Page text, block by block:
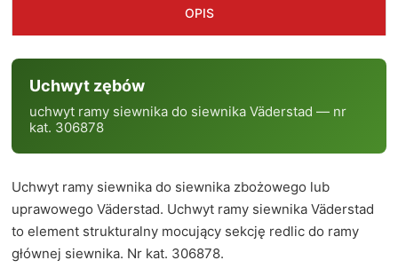
OPIS
Uchwyt zębów
uchwyt ramy siewnika do siewnika Väderstad — nr
kat. 306878
Uchwyt ramy siewnika do siewnika zbożowego lub
uprawowego Väderstad. Uchwyt ramy siewnika Väderstad
to element strukturalny mocujący sekcję redlic do ramy
głównej siewnika. Nr kat. 306878.